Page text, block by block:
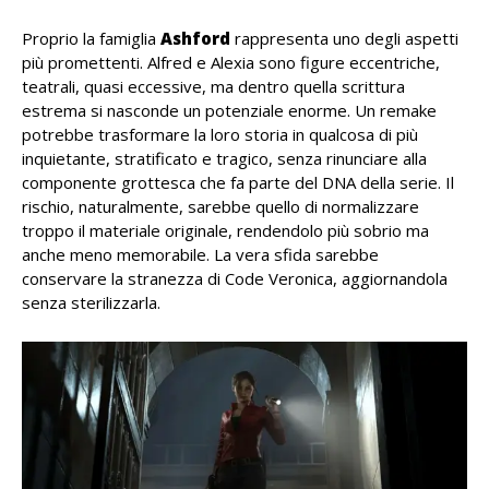
Proprio la famiglia Ashford rappresenta uno degli aspetti
più promettenti. Alfred e Alexia sono figure eccentriche,
teatrali, quasi eccessive, ma dentro quella scrittura
estrema si nasconde un potenziale enorme. Un remake
potrebbe trasformare la loro storia in qualcosa di più
inquietante, stratificato e tragico, senza rinunciare alla
componente grottesca che fa parte del DNA della serie. Il
rischio, naturalmente, sarebbe quello di normalizzare
troppo il materiale originale, rendendolo più sobrio ma
anche meno memorabile. La vera sfida sarebbe
conservare la stranezza di Code Veronica, aggiornandola
senza sterilizzarla.